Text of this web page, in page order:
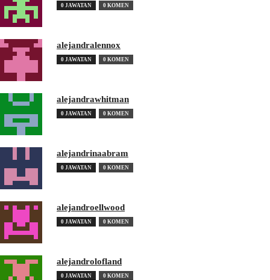
0 JAWATAN 0 KOMEN
alejandralennox
0 JAWATAN 0 KOMEN
alejandrawhitman
0 JAWATAN 0 KOMEN
alejandrinaabram
0 JAWATAN 0 KOMEN
alejandroellwood
0 JAWATAN 0 KOMEN
alejandrolofland
0 JAWATAN 0 KOMEN